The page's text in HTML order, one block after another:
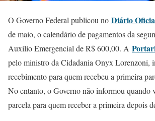
O Governo Federal publicou no Diário
de maio, o calendário de pagamentos da
Auxílio Emergencial de R$ 600,00. A
pelo ministro da Cidadania Onyx Lorenzoni,
recebimento para quem recebeu a primeira
No entanto, o Governo não informou quando
parcela para quem receber a primeira depois